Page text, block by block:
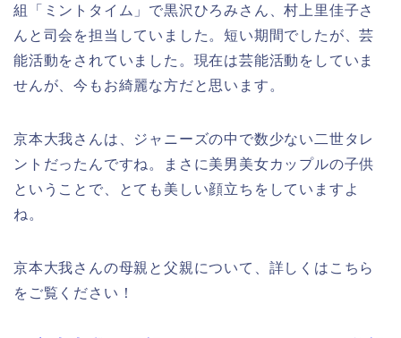
組「ミントタイム」で黒沢ひろみさん、村上里佳子さ
んと司会を担当していました。短い期間でしたが、芸
能活動をされていました。現在は芸能活動をしていま
せんが、今もお綺麗な方だと思います。
京本大我さんは、ジャニーズの中で数少ない二世タレ
ントだったんですね。まさに美男美女カップルの子供
ということで、とても美しい顔立ちをしていますよ
ね。
京本大我さんの母親と父親について、詳しくはこちら
をご覧ください！